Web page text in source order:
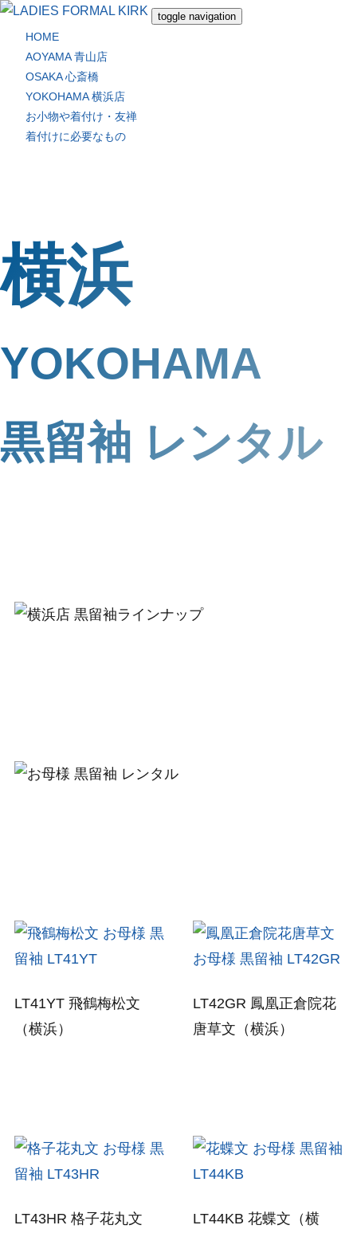
toggle navigation
HOME
AOYAMA 青山店
OSAKA 心斎橋
YOKOHAMA 横浜店
お小物や着付け・友禅
着付けに必要なもの
横浜
YOKOHAMA
黒留袖 レンタル
LT41YT 飛鶴梅松文
（横浜）
LT42GR 鳳凰正倉院花
唐草文 （横浜）
LT43HR 格子花丸文
LT44KB 花蝶文 （横